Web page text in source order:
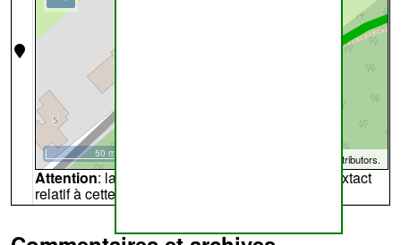
contributors.
50 m
Attention: la carte peut ne pas refléter l'endroit extact
relatif à cette archive